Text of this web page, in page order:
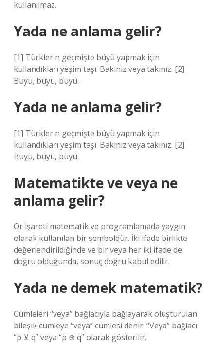
kullanılmaz.
Yada ne anlama gelir?
[1] Türklerin geçmişte büyü yapmak için
kullandıkları yeşim taşı. Bakınız veya takınız. [2]
Büyü, büyü, büyü.
Yada ne anlama gelir?
[1] Türklerin geçmişte büyü yapmak için
kullandıkları yeşim taşı. Bakınız veya takınız. [2]
Büyü, büyü, büyü.
Matematikte ve veya ne
anlama gelir?
Or işareti matematik ve programlamada yaygın
olarak kullanılan bir semboldür. İki ifade birlikte
değerlendirildiğinde ve bir veya her iki ifade de
doğru olduğunda, sonuç doğru kabul edilir.
Yada ne demek matematik?
Cümleleri “veya” bağlacıyla bağlayarak oluşturulan
bileşik cümleye “veya” cümlesi denir. “Veya” bağlacı
“p ⊻ q” veya “p ⊕ q” olarak gösterilir.